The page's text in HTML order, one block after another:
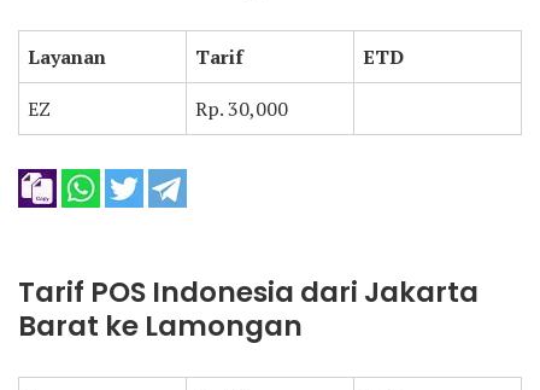
Layanan Tarif
ETD
EZ
Rp. 30,000
Tarif POS Indonesia dari Jakarta
Barat ke Lamongan